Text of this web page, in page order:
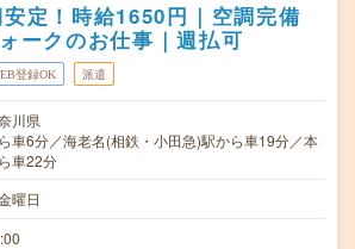
定！時給1650円｜空調完備
ークのお仕事｜週払可
登録OK 派遣
川県
車6分／海老名(相鉄・小田急)駅から車19分／本
車22分
曜日